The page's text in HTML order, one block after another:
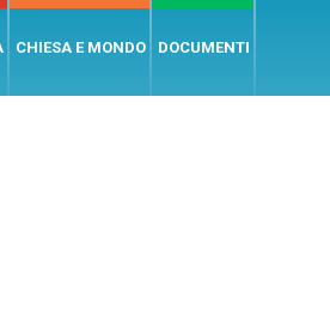
CHIESA E MONDO DOCUMENTI